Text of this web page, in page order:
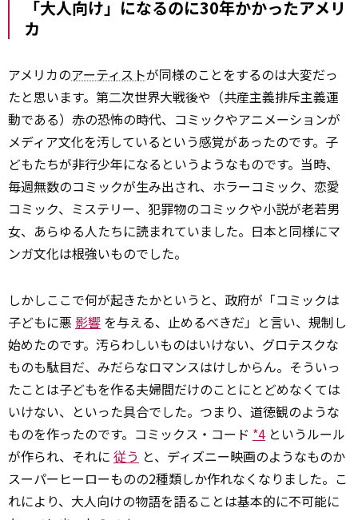
「大人向け」になるのに30年かかったアメリ
カ
アメリカのアーティストが同様のことをするのは大変だっ
たと思います。第二次世界大戦後や（共産主義排斥主義運
動である）赤の恐怖の時代、コミックやアニメーションが
メディア文化を汚しているという感覚があったのです。子
どもたちが非行少年になるというようなものです。当時、
毎週無数のコミックが生み出され、ホラーコミック、恋愛
コミック、ミステリー、犯罪物のコミックや小説が老若男
女、あらゆる人たちに読まれていました。日本と同様にマ
ンガ文化は根強いものでした。
しかしここで何が起きたかというと、政府が「コミックは
子どもに悪 影響 を与える、止めるべきだ」と言い、規制し
始めたのです。汚らわしいものはいけない、グロテスクな
ものも駄目だ、みだらなロマンスはけしからん。そういっ
たことは子どもを作る夫婦間だけのことにとどめなくては
いけない、といった具合でした。つまり、道徳観のような
ものを作ったのです。コミックス・コード *4 というルール
が作られ、それに 従う と、ディズニー映画のようなものか
スーパーヒーローものの2種類しか作れなくなりました。こ
れにより、大人向けの物語を語ることは基本的に不可能に